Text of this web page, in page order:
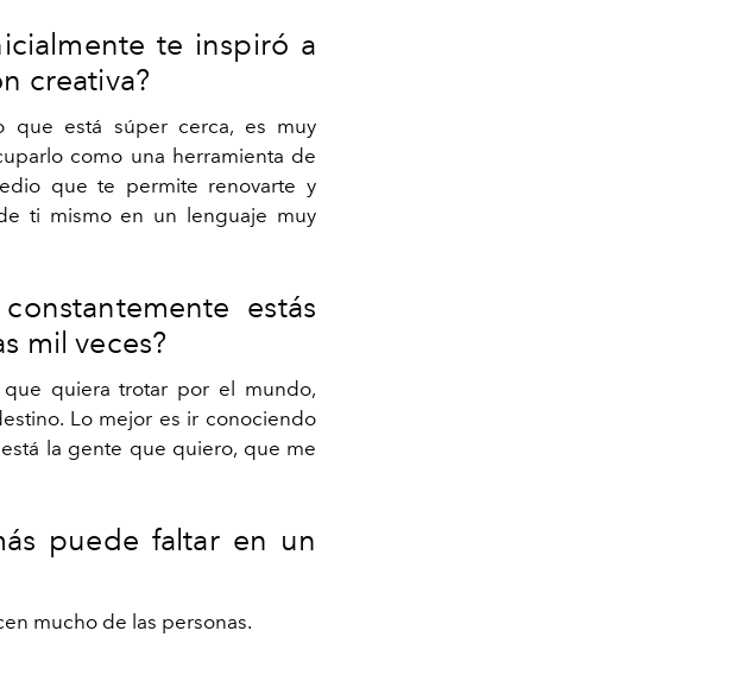
te inspiró a
creativa?
que está súper cerca, es muy
como una herramienta de
que te permite renovarte y
ti mismo en un lenguaje muy
estás
mil veces?
quiera trotar por el mundo,
Lo mejor es ir conociendo
la gente que quiero, que me
puede faltar en un
mucho de las personas.